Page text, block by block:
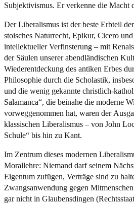
Subjektivismus. Er verkenne die Macht
Der Liberalismus ist der beste Erbteil
stoisches Naturrecht, Epikur, Cicero
intellektueller Verfinsterung – mit
der Säulen unserer abendländischen
Wiederentdeckung des antiken Erbes
Philosophie durch die Scholastik,
und die wenig gekannte christlich-
Salamanca“, die beinahe die moderne
vorweggenommen hat, waren der
klassischen Liberalismus – von John
Schule“ bis hin zu Kant.
Im Zentrum dieses modernen
Morallehre: Niemand darf seinem
Eigentum zufügen, Verträge sind zu
Zwangsanwendung gegen
gar nicht in Glaubensdingen